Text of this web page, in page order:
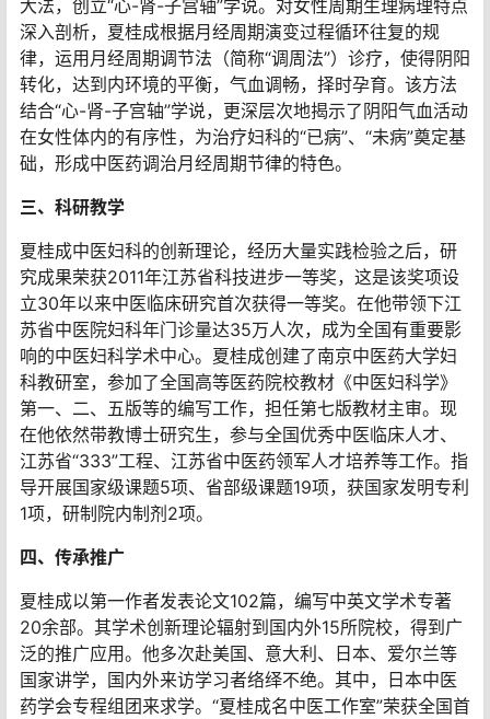
大法，创立“心-肾-子宫轴”学说。对女性周期生理病理特点
深入剖析，夏桂成根据月经周期演变过程循环往复的规
律，运用月经周期调节法（简称“调周法”）诊疗，使得阴阳
转化，达到内环境的平衡，气血调畅，择时孕育。该方法
结合“心-肾-子宫轴”学说，更深层次地揭示了阴阳气血活动
在女性体内的有序性，为治疗妇科的“已病”、“未病”奠定基
础，形成中医药调治月经周期节律的特色。
三、科研教学
夏桂成中医妇科的创新理论，经历大量实践检验之后，研
究成果荣获2011年江苏省科技进步一等奖，这是该奖项设
立30年以来中医临床研究首次获得一等奖。在他带领下江
苏省中医院妇科年门诊量达35万人次，成为全国有重要影
响的中医妇科学术中心。夏桂成创建了南京中医药大学妇
科教研室，参加了全国高等医药院校教材《中医妇科学》
第一、二、五版等的编写工作，担任第七版教材主审。现
在他依然带教博士研究生，参与全国优秀中医临床人才、
江苏省“333”工程、江苏省中医药领军人才培养等工作。指
导开展国家级课题5项、省部级课题19项，获国家发明专利
1项，研制院内制剂2项。
四、传承推广
夏桂成以第一作者发表论文102篇，编写中英文学术专著
20余部。其学术创新理论辐射到国内外15所院校，得到广
泛的推广应用。他多次赴美国、意大利、日本、爱尔兰等
国家讲学，国内外来访学习者络绎不绝。其中，日本中医
药学会专程组团来求学。“夏桂成名中医工作室”荣获全国首